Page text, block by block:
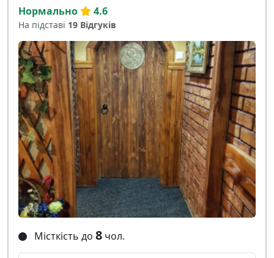
Нормально 4.6
На підставі 19 Відгуків
Місткість до 8 чол.